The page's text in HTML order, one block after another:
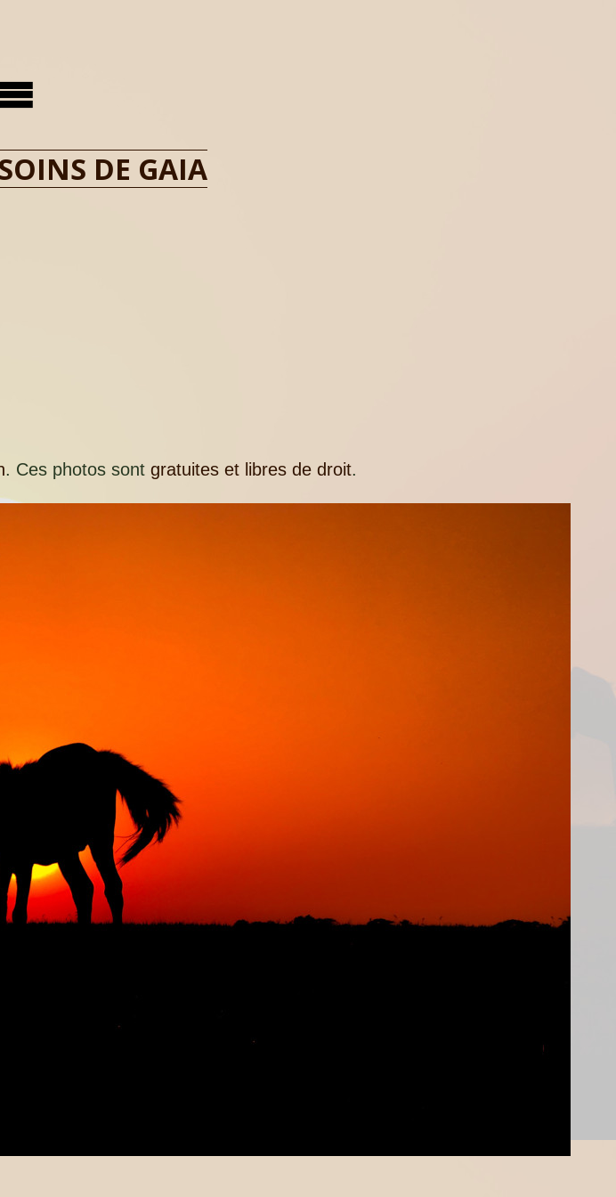
DE GAIA
. Ces photos sontgratuites et libres de droit.